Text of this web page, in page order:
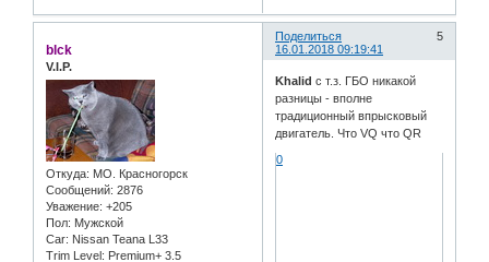
Поделиться
5
16.01.2018 09:19:41
blck
V.I.P.
Откуда: МО. Красногорск
Сообщений: 2876
Уважение: +205
Пол: Мужской
Car: Nissan Teana L33
Trim Level: Premium+ 3.5
Khalid c т.з. ГБО никакой
разницы - вполне
традиционный впрысковый
двигатель. Что VQ что QR
0